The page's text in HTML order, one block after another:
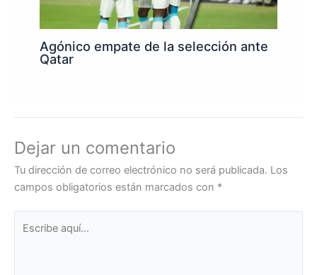
Agónico empate de la selección ante
Qatar
Dejar un comentario
Tu dirección de correo electrónico no será publicada. Los
campos obligatorios están marcados con *
aquí...